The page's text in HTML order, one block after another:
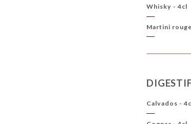
Whisky - 4cl
Martini
Calvados -